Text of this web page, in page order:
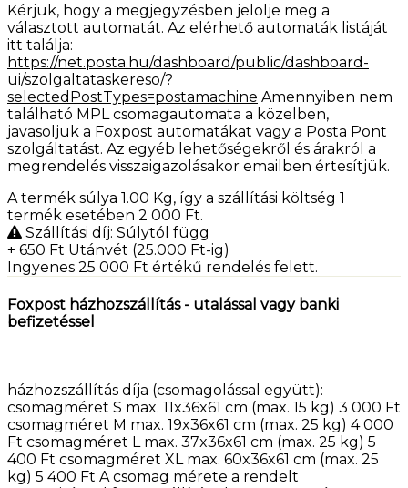
Kérjük, hogy a megjegyzésben jelölje meg a
választott automatát. Az elérhető automaták listáját
itt találja:
https://net.posta.hu/dashboard/public/dashboard-
ui/szolgaltataskereso/?
selectedPostTypes=postamachine Amennyiben nem
található MPL csomagautomata a közelben,
javasoljuk a Foxpost automatákat vagy a Posta Pont
szolgáltatást. Az egyéb lehetőségekről és árakról a
megrendelés visszaigazolásakor emailben értesítjük.
A termék súlya 1.00 Kg, így a szállítási költség 1
termék esetében 2 000 Ft.
Szállítási díj: Súlytól függ
+ 650 Ft Utánvét (25.000 Ft-ig)
Ingyenes 25 000 Ft értékű rendelés felett.
Foxpost házhozszállítás - utalással vagy banki
befizetéssel
házhozszállítás díja (csomagolással együtt):
csomagméret S max. 11x36x61 cm (max. 15 kg) 3 000 Ft
csomagméret M max. 19x36x61 cm (max. 25 kg) 4 000
Ft csomagméret L max. 37x36x61 cm (max. 25 kg) 5
400 Ft csomagméret XL max. 60x36x61 cm (max. 25
kg) 5 400 Ft A csomag mérete a rendelt